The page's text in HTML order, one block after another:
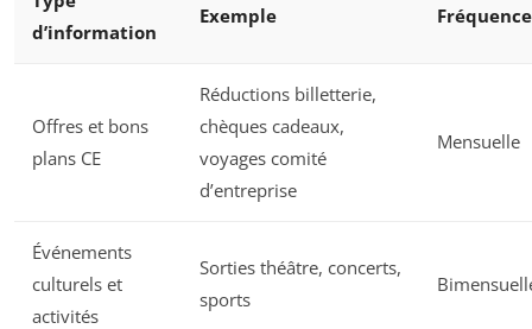
d’information
Exemple Fréquence
Offres et bons
plans CE
Réductions billetterie,
chèques cadeaux,
voyages comité
d’entreprise
Mensuelle
Événements
culturels et
activités
Sorties théâtre, concerts,
sports